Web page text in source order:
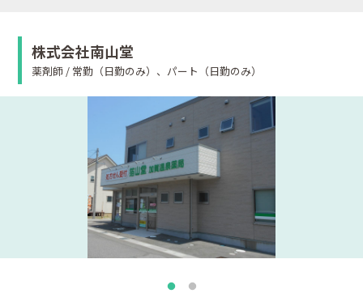
株式会社南山堂
薬剤師 / 常勤（日勤のみ）、パート（日勤のみ）